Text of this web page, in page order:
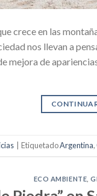
crece en las
nos llevan a
mejora de
EtiquetadoArgentina,
ECO AMBIENTE ,